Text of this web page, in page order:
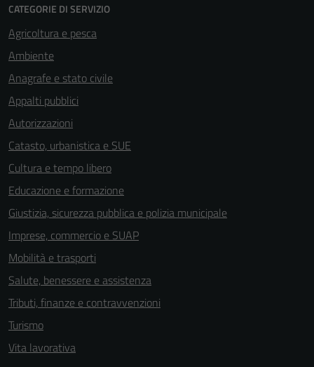
CATEGORIE DI SERVIZIO
Agricoltura e pesca
Ambiente
Anagrafe e stato civile
Appalti pubblici
Autorizzazioni
Catasto, urbanistica e SUE
Cultura e tempo libero
Educazione e formazione
Giustizia, sicurezza pubblica e polizia municipale
Imprese, commercio e SUAP
Mobilità e trasporti
Salute, benessere e assistenza
Tributi, finanze e contravvenzioni
Turismo
Vita lavorativa